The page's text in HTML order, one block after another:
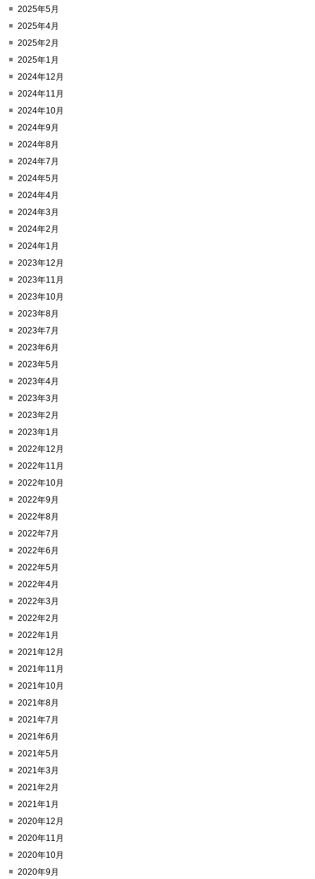
2025年5月
2025年4月
2025年2月
2025年1月
2024年12月
2024年11月
2024年10月
2024年9月
2024年8月
2024年7月
2024年5月
2024年4月
2024年3月
2024年2月
2024年1月
2023年12月
2023年11月
2023年10月
2023年8月
2023年7月
2023年6月
2023年5月
2023年4月
2023年3月
2023年2月
2023年1月
2022年12月
2022年11月
2022年10月
2022年9月
2022年8月
2022年7月
2022年6月
2022年5月
2022年4月
2022年3月
2022年2月
2022年1月
2021年12月
2021年11月
2021年10月
2021年8月
2021年7月
2021年6月
2021年5月
2021年3月
2021年2月
2021年1月
2020年12月
2020年11月
2020年10月
2020年9月